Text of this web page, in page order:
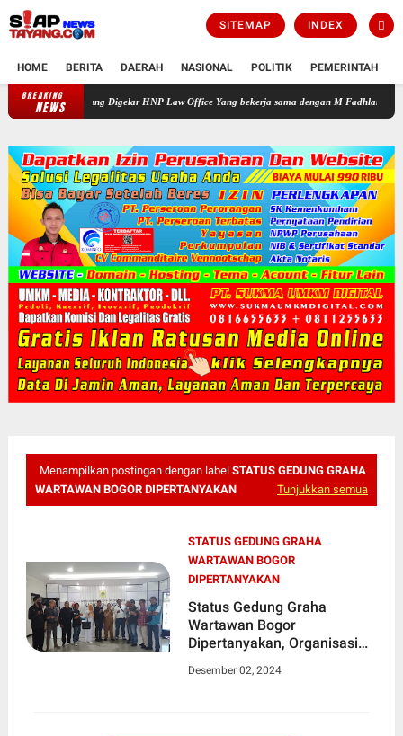
SITEMAP INDEX
HOME BERITA DAERAH NASIONAL POLITIK PEMERINTAH
BREAKING
NEWS
Gratis yang Digelar HNP Law Office Yang bekerja sama dengan M Fadhlan Medika
Menampilkan postingan dengan label STATUS GEDUNG GRAHA
WARTAWAN BOGOR DIPERTANYAKAN
Tunjukkan semua
STATUS GEDUNG GRAHA
WARTAWAN BOGOR
DIPERTANYAKAN
Status Gedung Graha
Wartawan Bogor
Dipertanyakan, Organisasi
Kawal Nusantara
Desember 02, 2024